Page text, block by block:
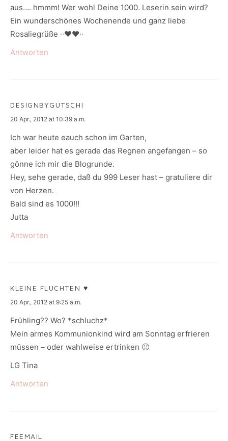
aus…. hmmm! Wer wohl Deine 1000. Leserin sein wird?
Ein wunderschönes Wochenende und ganz liebe
Rosaliegrüße ∙∙♥♥∙∙
Antworten
DESIGNBYGUTSCHI
says:
20 Apr., 2012 at 10:39 a.m.
Ich war heute eauch schon im Garten,
aber leider hat es gerade das Regnen angefangen – so
gönne ich mir die Blogrunde.
Hey, sehe gerade, daß du 999 Leser hast – gratuliere dir
von Herzen.
Bald sind es 1000!!!
Jutta
Antworten
KLEINE FLUCHTEN ♥
says:
20 Apr., 2012 at 9:25 a.m.
Frühling?? Wo? *schluchz*
Mein armes Kommunionkind wird am Sonntag erfrieren
müssen – oder wahlweise ertrinken 🙁
LG Tina
Antworten
FEEMAIL